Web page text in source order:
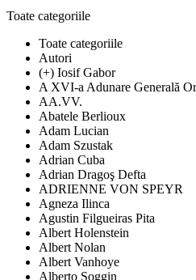
Toate categoriile
Toate categoriile
Autori
(+) Iosif Gabor
A XVI-a Adunare Generală
AA.VV.
Abatele Berlioux
Adam Lucian
Adam Szustak
Adrian Cuba
Adrian Dragoş Defta
ADRIENNE VON SPEYR
Agneza Ilinca
Agustin Filgueiras Pita
Albert Holenstein
Albert Nolan
Albert Vanhoye
Alberto Soggin